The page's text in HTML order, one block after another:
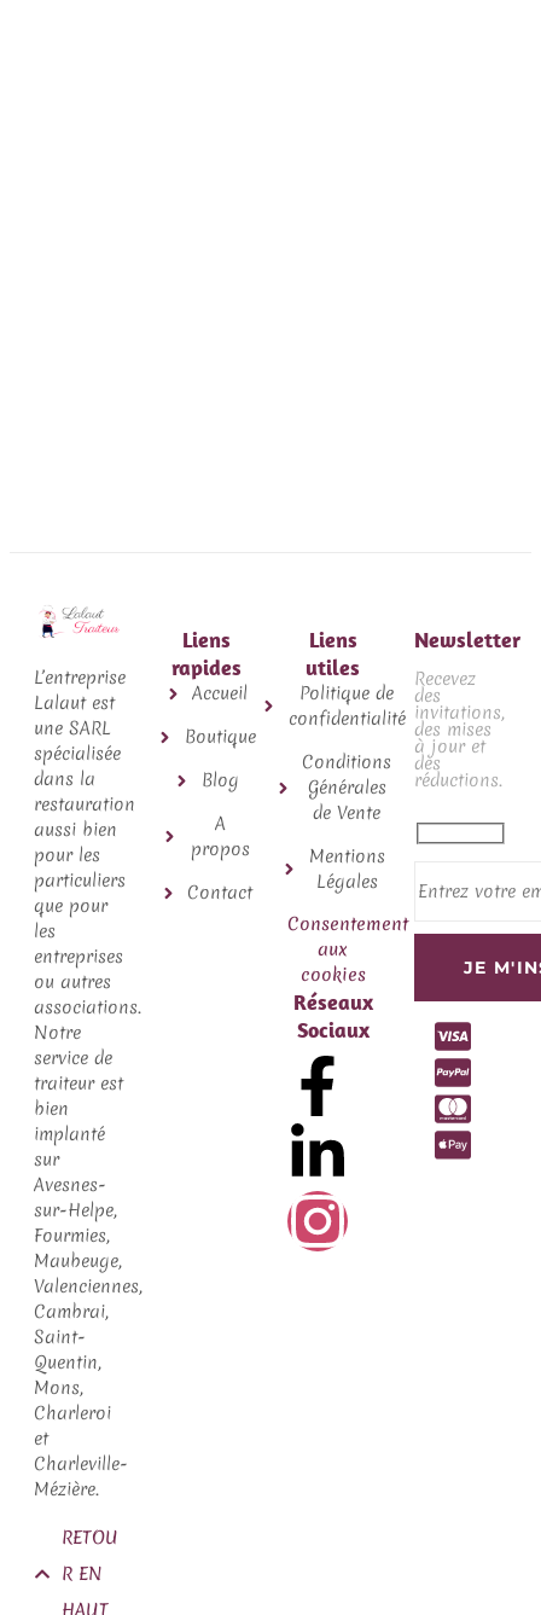
L’entreprise
Lalaut est
une SARL
spécialisée
dans la
restauration
aussi bien
pour les
particuliers
que pour
les
entreprises
ou autres
associations.
Notre
service de
traiteur est
bien
implanté
sur
Avesnes-
sur-Helpe,
Fourmies,
Maubeuge,
Valenciennes,
Cambrai,
Saint-
Quentin,
Mons,
Charleroi
et
Charleville-
Mézière.
RETOU
R EN
Liens
rapides
Accueil
Boutique
Blog
A
propos
Contact
Liens
utiles
Politique de
confidentialité
Conditions
Générales
de Vente
Mentions
Légales
Consentement
aux
cookies
Réseaux
Sociaux
Newsletter
Recevez
des
invitations,
des mises
à jour et
des
réductions.